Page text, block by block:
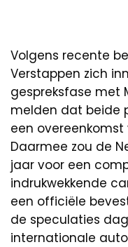
Volgens recente
Verstappen zich
gespreksfase met
melden dat beide
een overeenkomst
Daarmee zou de
jaar voor een
indrukwekkende
een officiële
de speculaties
internationale